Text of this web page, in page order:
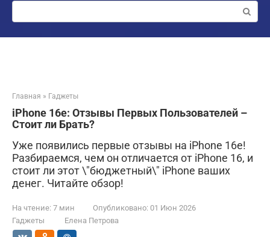
Поиск:
Главная » Гаджеты
iPhone 16e: Отзывы Первых Пользователей –
Стоит ли Брать?
Уже появились первые отзывы на iPhone 16e!
Разбираемся, чем он отличается от iPhone 16, и
стоит ли этот \"бюджетный\" iPhone ваших
денег. Читайте обзор!
На чтение: 7 мин Опубликовано: 01 Июн 2026
Гаджеты
Елена Петрова